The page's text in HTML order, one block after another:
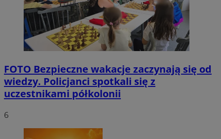
FOTO Bezpieczne wakacje zaczynają się od
wiedzy. Policjanci spotkali się z
uczestnikami półkolonii
6